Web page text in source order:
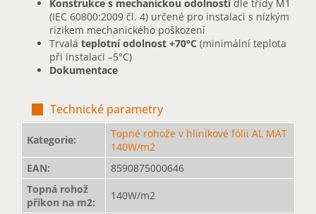
Konstrukce s mechanickou odolnostídle třídy M1
(IEC 60800:2009 čl. 4) určené pro instalaci s nízkým
rizikem mechanického poškození
Trvalá teplotní odolnost +70°C (minimální teplota
při instalaci –5°C)
Dokumentace
Technické parametry
Kategorie:
Topné rohože v hliníkové fólii AL MAT
140W/m2
EAN:
8590875000646
Topná rohož
příkon na m2:
140W/m2